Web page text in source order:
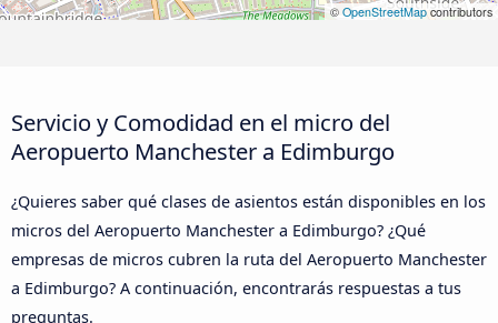
© OpenStreetMapcontributors
Servicio y Comodidad en el micro del
Aeropuerto Manchester a Edimburgo
¿Quieres saber qué clases de asientos están disponibles en los
micros del Aeropuerto Manchester a Edimburgo? ¿Qué
empresas de micros cubren la ruta del Aeropuerto Manchester
a Edimburgo? A continuación, encontrarás respuestas a tus
preguntas.